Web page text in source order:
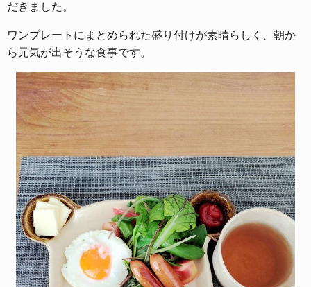
だきました。
ワンプレートにまとめられた盛り付けが素晴らしく、朝か
ら元気が出そうな食事です。